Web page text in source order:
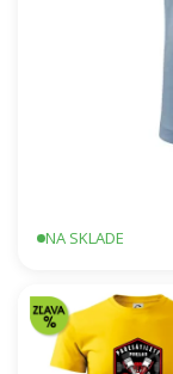
NA SKLADE